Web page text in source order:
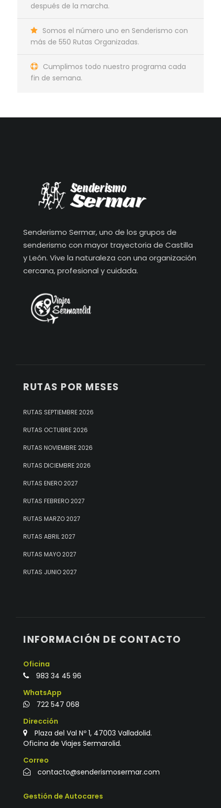
después de la marcha.
Somos el número uno en Senderismo con
más de 550 Rutas Organizadas.
Cumplimos todo nuestro programa cada
fin de semana.
Senderismo Sermar, uno de los grupos de
senderismo con mayor trayectoria de Castilla
y León. Vive la naturaleza con una organización
cercana, profesional y cuidada.
RUTAS POR MESES
RUTAS SEPTIEMBRE 2026
RUTAS OCTUBRE 2026
RUTAS NOVIEMBRE 2026
RUTAS DICIEMBRE 2026
RUTAS ENERO 2027
RUTAS FEBRERO 2027
RUTAS MARZO 2027
RUTAS ABRIL 2027
RUTAS MAYO 2027
RUTAS JUNIO 2027
INFORMACIÓN DE CONTACTO
Oficina
983 34 45 96
WhatsApp
722 547 068
Dirección
Plaza del Val Nº 1, 47003 Valladolid.
Oficina de Viajes Sermarolid.
Correo
contacto@senderismosermar.com
Gestión de Autocares